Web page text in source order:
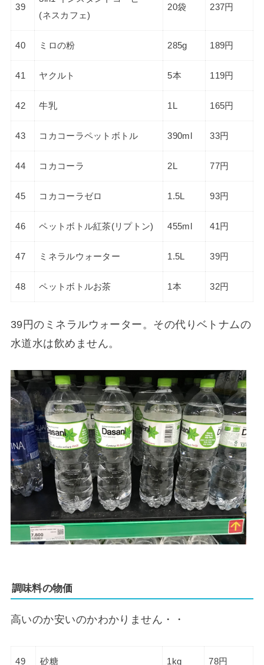
39
(ネスカフェ)
20袋 237円
40 ミロの粉 285g 189円
41 ヤクルト 5本 119円
42 牛乳 1L 165円
43 コカコーラペットボトル 390ml 33円
44 コカコーラ 2L 77円
45 コカコーラゼロ 1.5L 93円
46 ペットボトル紅茶(リプトン) 455ml 41円
47 ミネラルウォーター 1.5L 39円
48 ペットボトルお茶 1本 32円
39円のミネラルウォーター。その代りベトナムの
水道水は飲めません。
調味料の物価
高いのか安いのかわかりません・・
49 砂糖 1kg 78円